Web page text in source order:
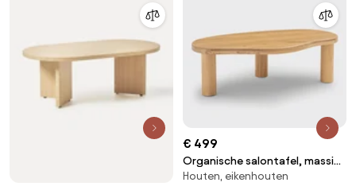
€ 499
Organische salontafel, massief
eiken, lengte 120 cm, RODI
Houten, eikenhouten